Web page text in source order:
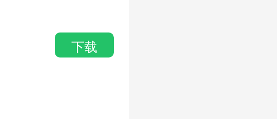
下载